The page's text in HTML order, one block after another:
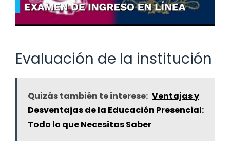
Evaluación de la institución
Quizás también te interese: Ventajas y
Desventajas de la Educación Presencial:
Todo lo que Necesitas Saber